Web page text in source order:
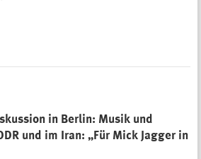
in Berlin: Musik und
und im Iran: „Für Mick Jagger in